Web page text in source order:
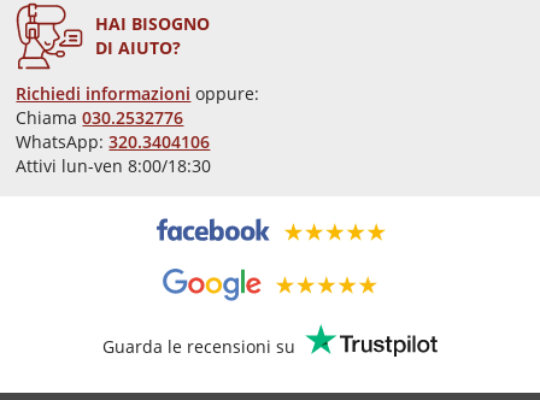
HAI BISOGNO
DI AIUTO?
Richiedi informazioni oppure:
Chiama030.2532776
WhatsApp:320.3404106
Attivi lun-ven 8:00/18:30
Guarda le recensioni su